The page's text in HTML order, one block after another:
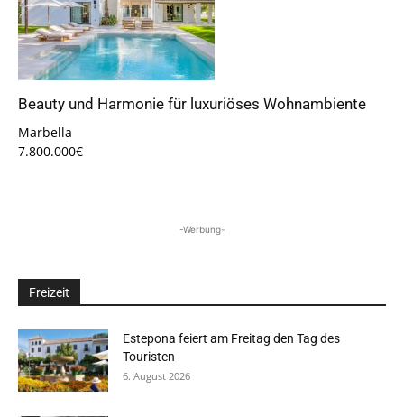
Beauty und Harmonie für luxuriöses Wohnambiente
Marbella
7.800.000€
-Werbung-
Freizeit
Estepona feiert am Freitag den Tag des
Touristen
6. August 2026